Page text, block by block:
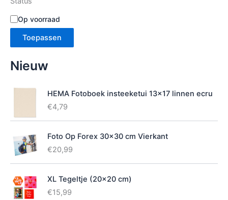
B
e
c
i
b
r
Op voorraad
Toepassen
Nieuw
HEMA Fotoboek insteeketui 13x17 linnen ecru
€4,79
Foto Op Forex 30x30 cm Vierkant
€20,99
XL Tegeltje (20x20 cm)
€15,99